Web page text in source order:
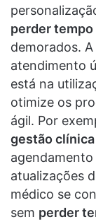
perder tempo
demorados.
atendimento
está na
otimize os
ágil. Por
gestão clínica
atualizações
médico se
sem perder